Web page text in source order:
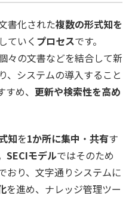
書化された複数の形式知を
していく プロセスです。
々の文書などを結合して新
、システムの導入すること
すめ、 更新や検索性を高め
知を1か所に集中 ・ 共有す
SECIモデルではそのため
おり、文字通りシステムに
を進め、ナレッジ管理ツー